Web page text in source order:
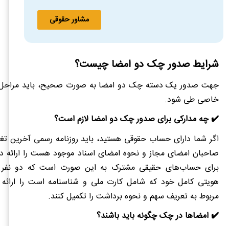
مشاور حقوقی
شرایط صدور چک دو امضا چیست؟
جهت صدور یک دسته چک دو امضا به صورت صحیح، باید مراحل
خاصی طی شود.
✔️ چه مدارکی برای صدور چک دو امضا لازم است؟
اگر شما دارای حساب حقوقی هستید، باید روزنامه رسمی آخرین
صاحبان امضای مجاز و نحوه امضای اسناد موجود هست را ارائه
برای حساب‌های حقیقی مشترک به این صورت است که دو نفر
هویتی کامل خود که شامل کارت ملی و شناسنامه است را
مربوط به تعریف سهم و نحوه برداشت را تکمیل کنند.
✔️ امضاها در چک چگونه باید باشند؟